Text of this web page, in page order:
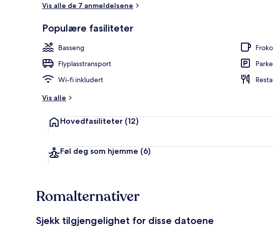
Vis alle de 7 anmeldelsene
Populære fasiliteter
Basseng
Flyplasstransport
Wi-fi inkludert
Vis alle
Hovedfasiliteter (12)
Føl deg som hjemme (6)
Romalternativer
Sjekk tilgjengelighet for disse datoene